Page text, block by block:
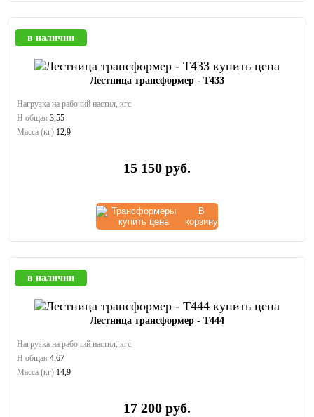
в наличии
Лестница трансформер - Т433
Нагрузка на рабочий настил, кгс
Н общая 3,55
Масса (кг) 12,9
15 150 руб.
В
корзину
в наличии
Лестница трансформер - Т444
Нагрузка на рабочий настил, кгс
Н общая 4,67
Масса (кг) 14,9
17 200 руб.